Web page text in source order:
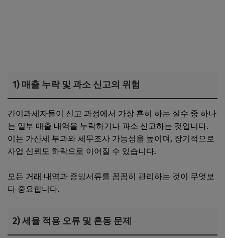
1) 매출 누락 및 과소 신고의 위험
간이과세자들이 신고 과정에서 가장 흔히 하는 실수 중 하나
는 일부 매출 내역을 누락하거나 과소 신고하는 것입니다.
이는 가산세 부과와 세무조사 가능성을 높이며, 장기적으로
사업 신뢰도 하락으로 이어질 수 있습니다.
모든 거래 내역과 증빙서류를 꼼꼼히 관리하는 것이 무엇보
다 중요합니다.
2) 세율 적용 오류 및 혼동 문제